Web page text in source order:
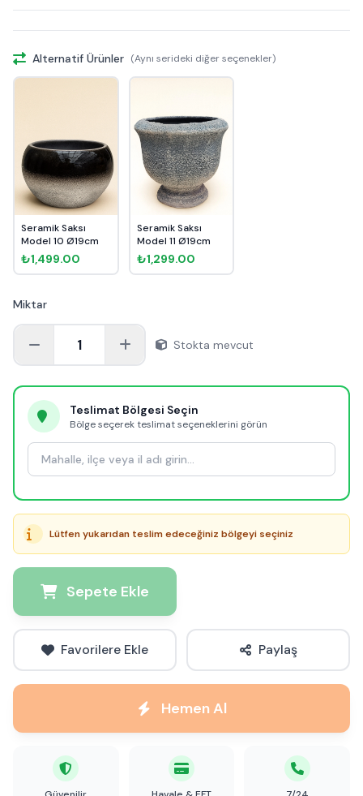
Alternatif Ürünler (Aynı serideki diğer seçenekler)
Seramik Saksı
Model 10 Ø19cm
₺1,499.00
Seramik Saksı
Model 11 Ø19cm
₺1,299.00
Miktar
1 Stokta mevcut
Teslimat Bölgesi Seçin
Bölge seçerek teslimat seçeneklerini görün
Lütfen yukarıdan teslim edeceğiniz bölgeyi seçiniz
Sepete Ekle
Favorilere Ekle Paylaş
Hemen Al